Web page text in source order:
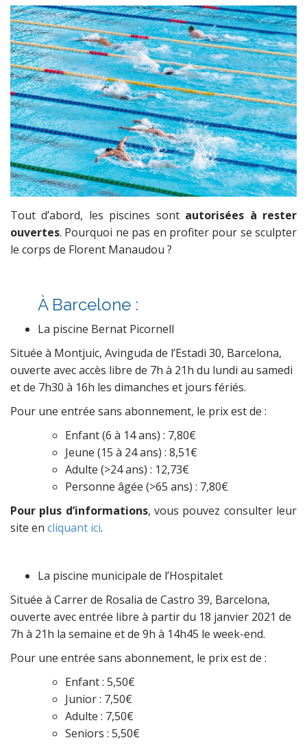
Tout d’abord, les piscines sont autorisées à rester
ouvertes. Pourquoi ne pas en profiter pour se sculpter
le corps de Florent Manaudou ?
ÀBarcelone :
La piscine Bernat Picornell
Située à Montjuic, Avinguda de l’Estadi 30, Barcelona,
ouverte avec accès libre de 7h à 21h du lundi au samedi
et de 7h30 à 16h les dimanches et jours fériés.
Pour une entrée sans abonnement, le prix est de :
Enfant (6 à 14 ans) : 7,80€
Jeune (15 à 24 ans) : 8,51€
Adulte (>24 ans) : 12,73€
Personne âgée (>65 ans) : 7,80€
Pour plus d’informations, vous pouvez consulter leur
site en cliquant ici.
La piscine municipale de l’Hospitalet
Située à Carrer de Rosalia de Castro 39, Barcelona,
ouverte avec entrée libre à partir du 18 janvier 2021 de
7h à 21h la semaine et de 9h à 14h45 le week-end.
Pour une entrée sans abonnement, le prix est de :
Enfant : 5,50€
Junior : 7,50€
Adulte : 7,50€
Seniors : 5,50€